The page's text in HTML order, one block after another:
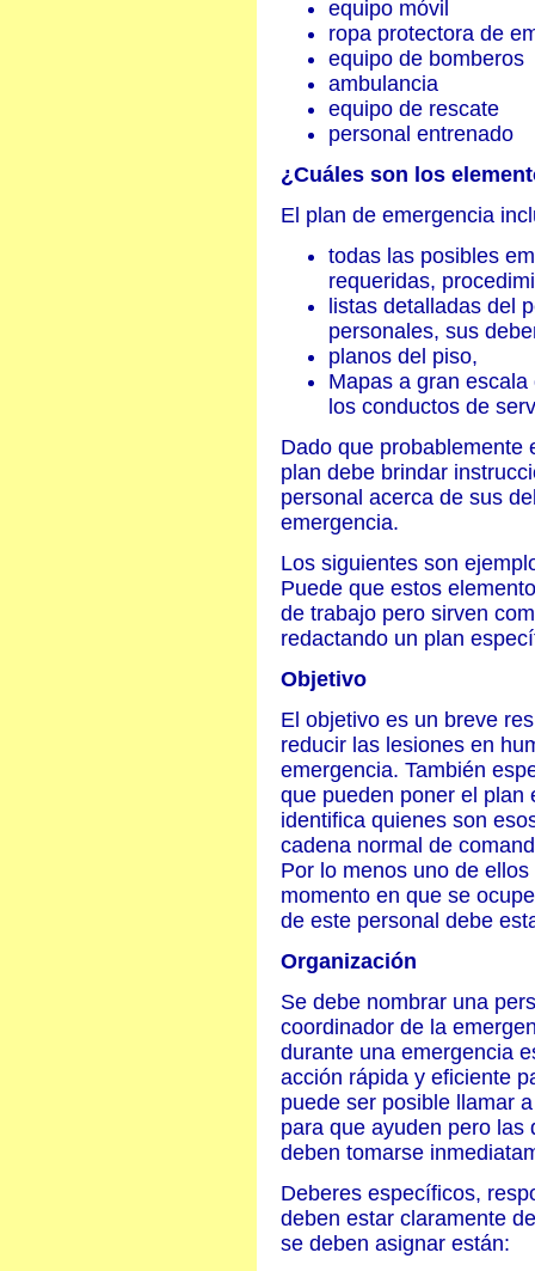
equipo móvil
ropa protectora de
equipo de bomberos
ambulancia
equipo de rescate
personal entrenado
¿Cuáles son los
El plan de emergencia
todas las posibles
requeridas,
listas detalladas del
personales, sus
planos del piso,
Mapas a gran
los conductos de
Dado que probablemente
plan debe brindar
personal acerca de sus
emergencia.
Los siguientes son
Puede que estos
de trabajo pero sirven
redactando un plan
Objetivo
El objetivo es un breve
reducir las lesiones en
emergencia. También
que pueden poner el plan
identifica quienes son
cadena normal de
Por lo menos uno de
momento en que se
de este personal debe
Organización
Se debe nombrar una
coordinador de la
durante una emergencia
acción rápida y eficiente
puede ser posible llamar
para que ayuden pero
deben tomarse
Deberes específicos,
deben estar claramente
se deben asignar están: